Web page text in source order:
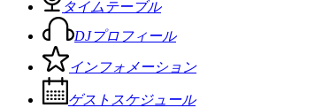
タイムテーブル
DJプロフィール
インフォメーション
ゲストスケジュール